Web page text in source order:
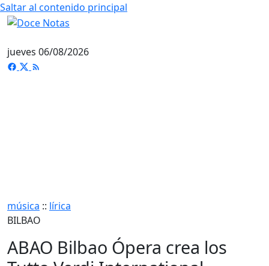
Saltar al contenido principal
jueves 06/08/2026
música :: lírica
BILBAO
ABAO Bilbao Ópera crea los